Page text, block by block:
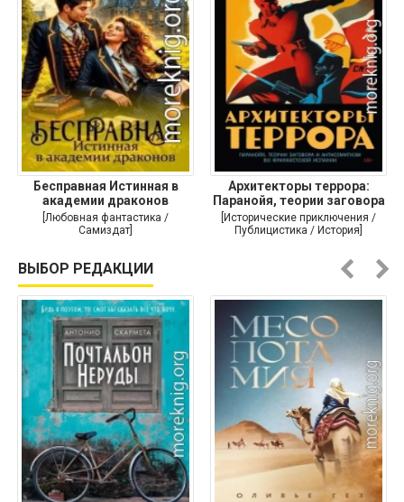
Бесправная Истинная в
академии драконов
[Любовная фантастика /
Самиздат]
Архитекторы террора:
Паранойя, теории заговора
и
[Исторические приключения /
Публицистика / История]
ВЫБОР РЕДАКЦИИ